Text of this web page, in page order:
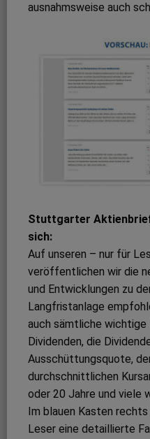
ausnahmsweise auch
Stuttgarter
sich:
Auf unseren – nur für
veröffentlichen wir die
und Entwicklungen zu
Langfristanlage
auch sämtliche wichtige
Dividenden, die
Ausschüttungsquote,
durchschnittlichen
oder 20 Jahre und viele
Im blauen Kasten
Leser eine detaillierte